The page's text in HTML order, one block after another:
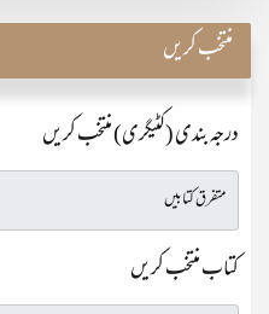
منتخب کریں
درجہ بندی (کٹیگری) منتخب کریں
کتاب منتخب کریں